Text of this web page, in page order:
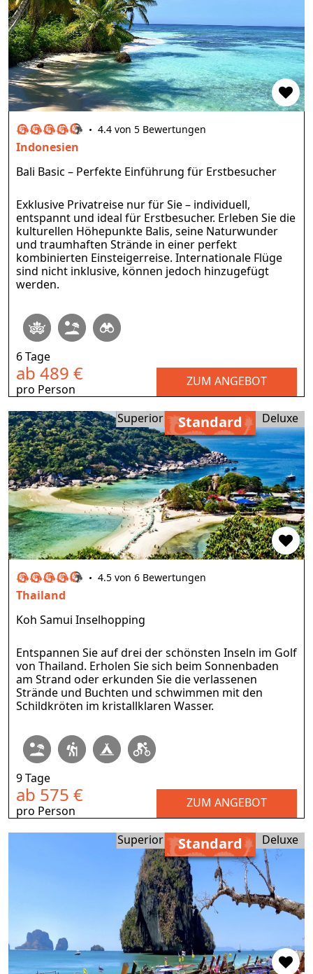
4.4 von 5 Bewertungen
Indonesien
Bali Basic – Perfekte Einführung für Erstbesucher
Exklusive Privatreise nur für Sie – individuell,
entspannt und ideal für Erstbesucher. Erleben Sie die
kulturellen Höhepunkte Balis, seine Naturwunder
und traumhaften Strände in einer perfekt
kombinierten Einsteigerreise. Internationale Flüge
sind nicht inklusive, können jedoch hinzugefügt
werden.
6 Tage
ab 489 €
pro Person
ZUM ANGEBOT
Standard
Superior Deluxe
4.5 von 6 Bewertungen
Thailand
Koh Samui Inselhopping
Entspannen Sie auf drei der schönsten Inseln im Golf
von Thailand. Erholen Sie sich beim Sonnenbaden
am Strand oder erkunden Sie die verlassenen
Strände und Buchten und schwimmen mit den
Schildkröten im kristallklaren Wasser.
9 Tage
ab 575 €
pro Person
ZUM ANGEBOT
Standard
Superior Deluxe